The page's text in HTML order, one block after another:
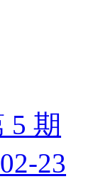
5 期
23